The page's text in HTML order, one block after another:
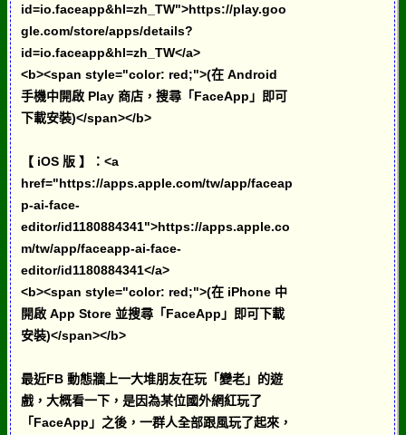
id=io.faceapp&hl=zh_TW">https://play.goo
gle.com/store/apps/details?
id=io.faceapp&hl=zh_TW</a>
<b><span style="color: red;">(在 Android
手機中開啟 Play 商店，搜尋「FaceApp」即可
下載安裝)</span></b>
【 iOS 版 】：<a
href="https://apps.apple.com/tw/app/faceap
p-ai-face-
editor/id1180884341">https://apps.apple.co
m/tw/app/faceapp-ai-face-
editor/id1180884341</a>
<b><span style="color: red;">(在 iPhone 中
開啟 App Store 並搜尋「FaceApp」即可下載
安裝)</span></b>
最近FB 動態牆上一大堆朋友在玩「變老」的遊
戲，大概看一下，是因為某位國外網紅玩了
「FaceApp」之後，一群人全部跟風玩了起來，